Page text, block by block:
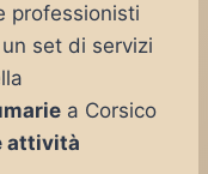
professionisti
set di servizi
a Corsico
attività